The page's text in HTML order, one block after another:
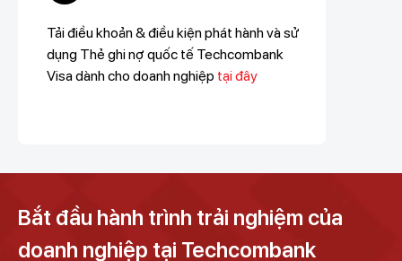
Tải điều khoản & điều kiện phát hành và sử
dụng Thẻ ghi nợ quốc tế Techcombank
Visa dành cho doanh nghiệp tại đây
Bắt đầu hành trình trải nghiệm của
doanh nghiệp tại Techcombank